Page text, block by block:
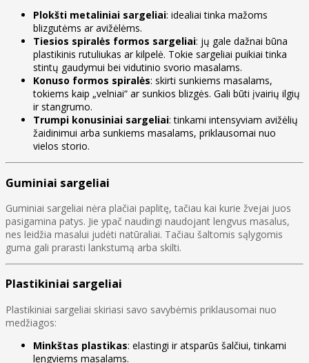
Plokšti metaliniai sargeliai: idealiai tinka mažoms
blizgutėms ar avižėlėms.
Tiesios spiralės formos sargeliai: jų gale dažnai būna
plastikinis rutuliukas ar kilpelė. Tokie sargeliai puikiai tinka
stintų gaudymui bei vidutinio svorio masalams.
Konuso formos spiralės: skirti sunkiems masalams,
tokiems kaip „velniai“ ar sunkios blizgės. Gali būti įvairių ilgių
ir stangrumo.
Trumpi konusiniai sargeliai: tinkami intensyviam avižėlių
žaidinimui arba sunkiems masalams, priklausomai nuo
vielos storio.
Guminiai sargeliai
Guminiai sargeliai nėra plačiai paplitę, tačiau kai kurie žvejai juos
pasigamina patys. Jie ypač naudingi naudojant lengvus masalus,
nes leidžia masalui judėti natūraliai. Tačiau šaltomis sąlygomis
guma gali prarasti lankstumą arba skilti.
Plastikiniai sargeliai
Plastikiniai sargeliai skiriasi savo savybėmis priklausomai nuo
medžiagos:
Minkštas plastikas: elastingi ir atsparūs šalčiui, tinkami
lengviems masalams.